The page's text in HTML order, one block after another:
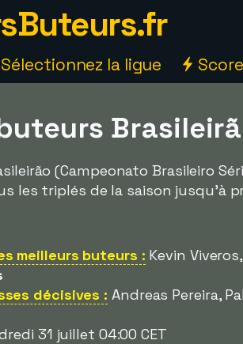
la ligue
(Campeonato Brasileiro
les triplés de la saison jusqu'à
meilleurs buteurs : Kevin
décisives : Andreas Pereira,
31 juillet 04:00 CET